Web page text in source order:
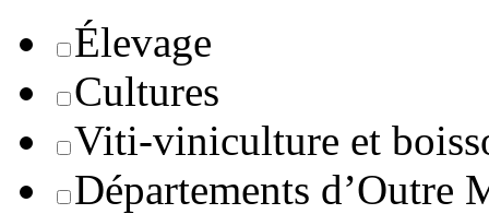
Élevage
Cultures
Viti-viniculture et
Départements d’Outre